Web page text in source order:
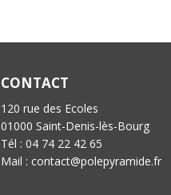
CONTACT
120 rue des Ecoles
01000 Saint-Denis-lès-Bourg
Tél : 04 74 22 42 65
Mail : contact@polepyramide.fr